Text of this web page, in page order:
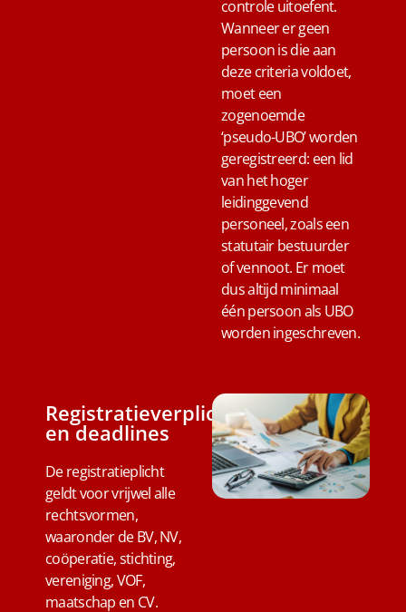
controle uitoefent.
Wanneer er geen
persoon is die aan
deze criteria voldoet,
moet een
zogenoemde
‘pseudo-UBO’ worden
geregistreerd: een lid
van het hoger
leidinggevend
personeel, zoals een
statutair bestuurder
of vennoot. Er moet
dus altijd minimaal
één persoon als UBO
worden ingeschreven.
Registratieverplichting
en deadlines
De registratieplicht
geldt voor vrijwel alle
rechtsvormen,
waaronder de BV, NV,
coöperatie, stichting,
vereniging, VOF,
maatschap en CV.